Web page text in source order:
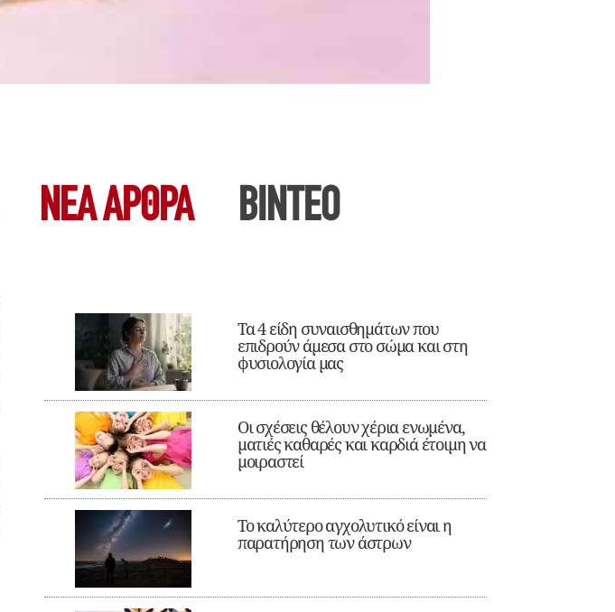
ΝΕΑ ΆΡΘΡΑ ΒΙΝΤΕΟ
Τα 4 είδη συναισθημάτων που
επιδρούν άμεσα στο σώμα και στη
φυσιολογία μας
Οι σχέσεις θέλουν χέρια ενωμένα,
ματιές καθαρές και καρδιά έτοιμη να
μοιραστεί
Το καλύτερο αγχολυτικό είναι η
παρατήρηση των άστρων